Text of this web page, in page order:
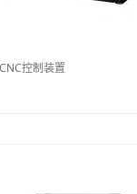
控制装置